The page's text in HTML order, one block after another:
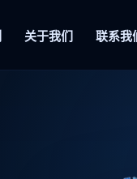
关于我们 联系我